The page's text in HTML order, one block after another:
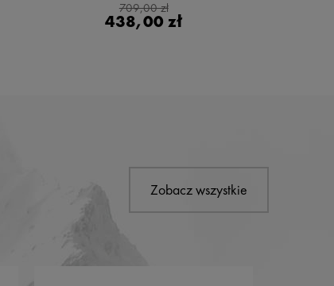
709,00 zł
438,00 zł
Zobacz wszystkie